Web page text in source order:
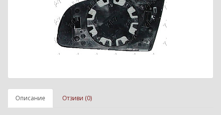
Описание Отзиви (0)